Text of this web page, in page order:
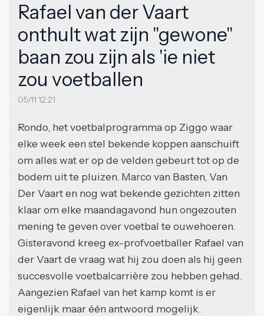
Rafael van der Vaart
onthult wat zijn "gewone"
baan zou zijn als 'ie niet
zou voetballen
05/11 12:21
Rondo, het voetbalprogramma op Ziggo waar
elke week een stel bekende koppen aanschuift
om alles wat er op de velden gebeurt tot op de
bodem uit te pluizen. Marco van Basten, Van
Der Vaart en nog wat bekende gezichten zitten
klaar om elke maandagavond hun ongezouten
mening te geven over voetbal te ouwehoeren.
Gisteravond kreeg ex-profvoetballer Rafael van
der Vaart de vraag wat hij zou doen als hij geen
succesvolle voetbalcarrière zou hebben gehad.
Aangezien Rafael van het kamp komt is er
eigenlijk maar één antwoord mogelijk.